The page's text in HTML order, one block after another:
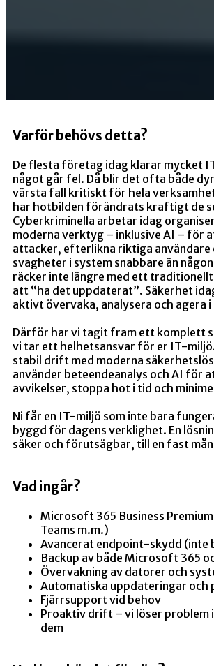
Varför behövs detta?
De flesta företag idag klarar mycket
något går fel. Då blir det ofta både
värsta fall kritiskt för hela
har hotbilden förändrats kraftigt de
Cyberkriminella arbetar idag
moderna verktyg – inklusive AI – för
attacker, efterlikna riktiga användare
svagheter i system snabbare än
räcker inte längre med ett
att “ha det uppdaterat”. Säkerhet
aktivt övervaka, analysera och agera
Därför har vi tagit fram ett komplett
vi tar ett helhetsansvar för er IT-
stabil drift med moderna
använder beteendeanalys och AI för
avvikelser, stoppa hot i tid och
Ni får en IT-miljö som inte bara
byggd för dagens verklighet. En
säker och förutsägbar, till en fast
Vad ingår?
Microsoft 365 Business
Teams m.m.)
Avancerat endpoint-skydd (inte
Backup av både Microsoft 365
Övervakning av datorer och
Automatiska uppdateringar och
Fjärrsupport vid behov
Proaktiv drift – vi löser problem
dem